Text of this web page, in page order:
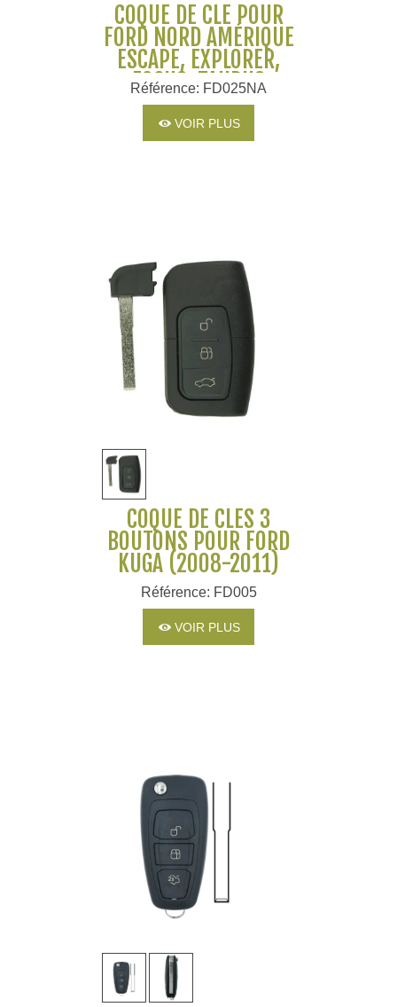
COQUE DE CLÉ POUR
FORD NORD AMÉRIQUE
ESCAPE, EXPLORER,
FOCUS, TAURUS
Référence: FD025NA
VOIR PLUS
COQUE DE CLÉS 3
BOUTONS POUR FORD
KUGA (2008-2011)
Référence: FD005
VOIR PLUS